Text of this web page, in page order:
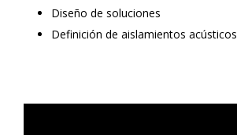
Diseño de soluciones
Definición de aislamientos acústicos